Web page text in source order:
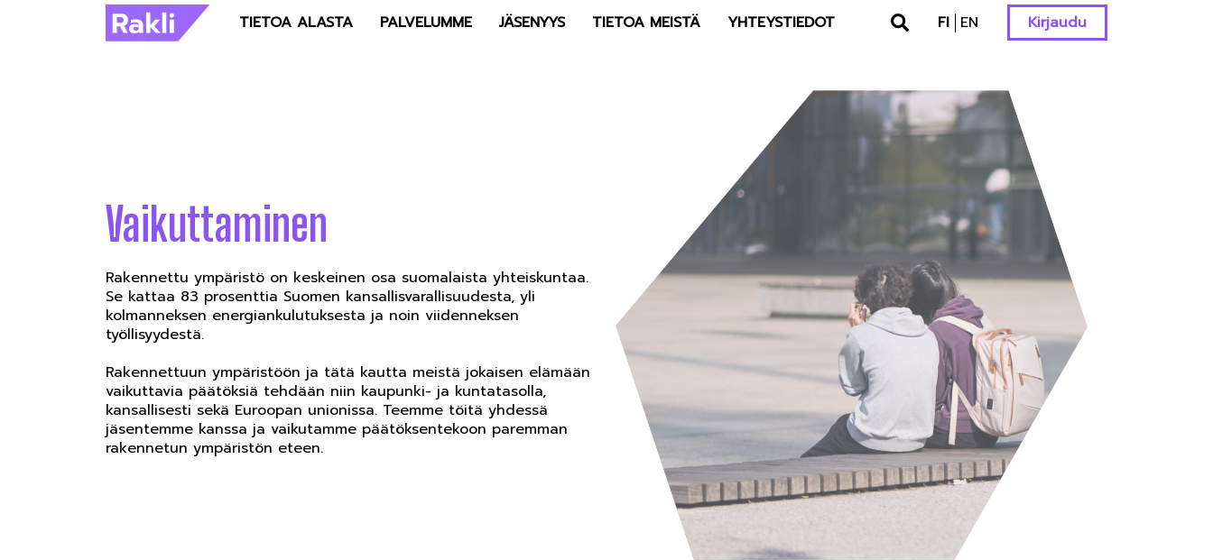
TIETOA ALASTA PALVELUMME JÄSENYYS TIETOA MEISTÄ YHTEYSTIEDOT FI EN Kirjaudu
Vaikuttaminen
Rakennettu ympäristö on keskeinen osa suomalaista yhteiskuntaa.
Se kattaa 83 prosenttia Suomen kansallisvarallisuudesta, yli
kolmanneksen energiankulutuksesta ja noin viidenneksen
työllisyydestä.
Rakennettuun ympäristöön ja tätä kautta meistä jokaisen elämään
vaikuttavia päätöksiä tehdään niin kaupunki- ja kuntatasolla,
kansallisesti sekä Euroopan unionissa. Teemme töitä yhdessä
jäsentemme kanssa ja vaikutamme päätöksentekoon paremman
rakennetun ympäristön eteen.